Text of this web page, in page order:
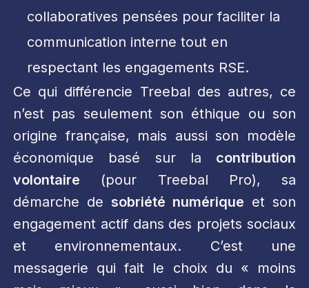
collaboratives pensées pour faciliter la
communication interne tout en
respectant les engagements RSE.
Ce qui différencie Treebal des autres, ce
n’est pas seulement son éthique ou son
origine française, mais aussi son modèle
économique basé sur la contribution
volontaire (pour Treebal Pro), sa
démarche de sobriété numérique et son
engagement actif dans des projets sociaux
et environnementaux. C’est une
messagerie qui fait le choix du « moins